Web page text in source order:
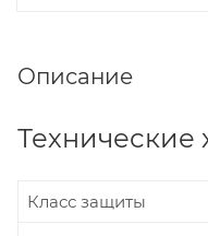
Описание
Технические
Класс защиты